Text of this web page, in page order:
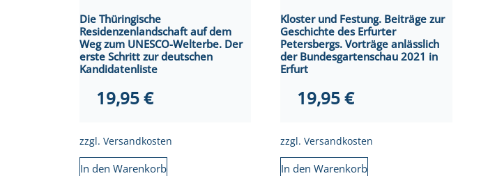
Die Thüringische
Residenzenlandschaft auf dem
Weg zum UNESCO-Welterbe. Der
erste Schritt zur deutschen
Kandidatenliste
19,95€
zzgl. Versandkosten
In den Warenkorb
Kloster und Festung. Beiträge zur
Geschichte des Erfurter
Petersbergs. Vorträge anlässlich
der Bundesgartenschau 2021 in
Erfurt
19,95€
zzgl.Versandkosten
In den Warenkorb